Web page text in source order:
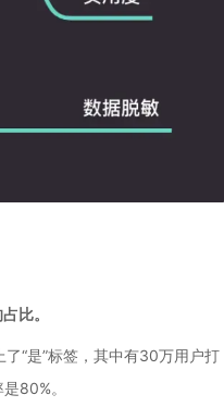
比。
“是”标签，其中有30万用户打
80%。